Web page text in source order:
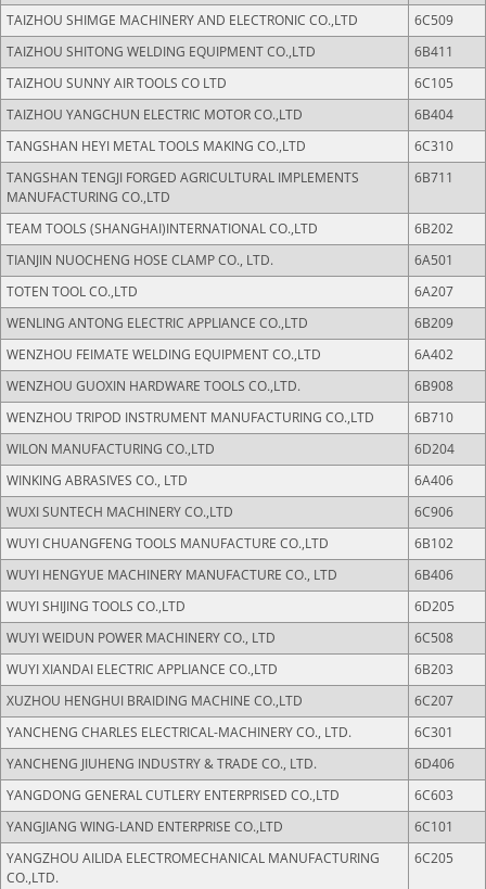
TAIZHOU SHIMGE MACHINERY AND ELECTRONIC CO.,LTD
6C509
TAIZHOU SHITONG WELDING EQUIPMENT CO.,LTD
6B411
TAIZHOU SUNNY AIR TOOLS CO LTD
6C105
TAIZHOU YANGCHUN ELECTRIC MOTOR CO.,LTD
6B404
TANGSHAN HEYI METAL TOOLS MAKING CO.,LTD
6C310
TANGSHAN TENGJI FORGED AGRICULTURAL IMPLEMENTS
MANUFACTURING CO.,LTD
6B711
TEAM TOOLS (SHANGHAI)INTERNATIONAL CO.,LTD
6B202
TIANJIN NUOCHENG HOSE CLAMP CO., LTD.
6A501
TOTEN TOOL CO.,LTD
6A207
WENLING ANTONG ELECTRIC APPLIANCE CO.,LTD
6B209
WENZHOU FEIMATE WELDING EQUIPMENT CO.,LTD
6A402
WENZHOU GUOXIN HARDWARE TOOLS CO.,LTD.
6B908
WENZHOU TRIPOD INSTRUMENT MANUFACTURING CO.,LTD
6B710
WILON MANUFACTURING CO.,LTD
6D204
WINKING ABRASIVES CO., LTD
6A406
WUXI SUNTECH MACHINERY CO.,LTD
6C906
WUYI CHUANGFENG TOOLS MANUFACTURE CO.,LTD
6B102
WUYI HENGYUE MACHINERY MANUFACTURE CO., LTD
6B406
WUYI SHIJING TOOLS CO.,LTD
6D205
WUYI WEIDUN POWER MACHINERY CO., LTD
6C508
WUYI XIANDAI ELECTRIC APPLIANCE CO.,LTD
6B203
XUZHOU HENGHUI BRAIDING MACHINE CO.,LTD
6C207
YANCHENG CHARLES ELECTRICAL-MACHINERY CO., LTD.
6C301
YANCHENG JIUHENG INDUSTRY & TRADE CO., LTD.
6D406
YANGDONG GENERAL CUTLERY ENTERPRISED CO.,LTD
6C603
YANGJIANG WING-LAND ENTERPRISE CO.,LTD
6C101
YANGZHOU AILIDA ELECTROMECHANICAL MANUFACTURING
CO.,LTD.
6C205